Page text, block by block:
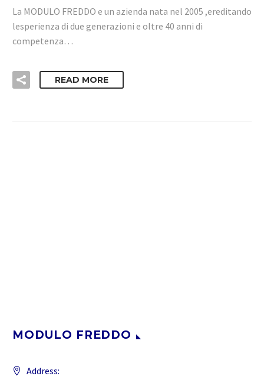
La MODULO FREDDO e un azienda nata nel 2005 ,ereditando
lesperienza di due generazioni e oltre 40 anni di
competenza…
READ MORE
MODULO FREDDO
Address: